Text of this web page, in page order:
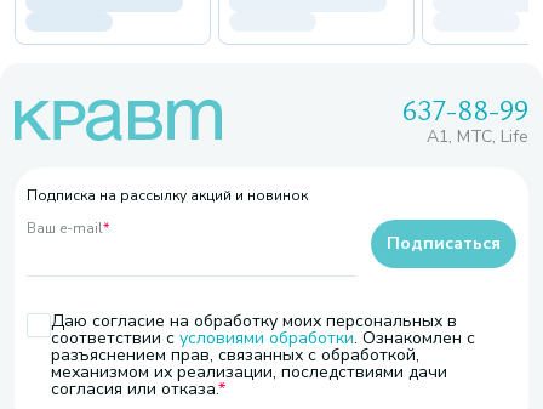
637-88-99
A1, МТС, Life
Подписка на рассылку акций и новинок
Ваш e-mail*
Даю согласие на обработку моих персональных в
соответствии с условиями обработки. Ознакомлен с
разъяснением прав, связанных с обработкой,
механизмом их реализации, последствиями дачи
согласия или отказа.
Подписаться